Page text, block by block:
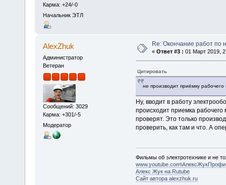
Карма: +24/-0
Начальник ЭТЛ
AlexZhuk
Администратор
Ветеран
Сообщений: 3029
Карма: +301/-5
Модератор
Re: Окончание работ по
« Ответ #3 : 01 Март 2019,
Цитировать
не производит приёмку рабочего
Ну, вводит в работу
происходит приемка рабочего
проверят. Это только
проверить, как там и что. А
Фильмы об электротехнике и не
www.youtube.com\АлексЖукПрофи
Алекс Жук на Rutube
Сайт автора alexzhuk.ru